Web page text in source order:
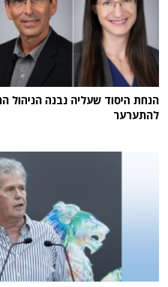
הנחת היסוד שעליה נבנה הניהול
להתערער